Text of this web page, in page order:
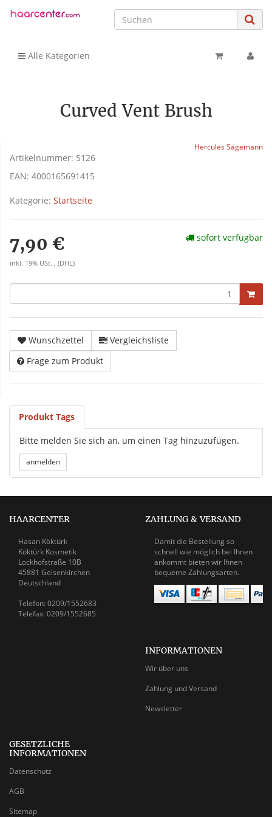
Alle Kategorien
Curved Vent Brush
Hercules Sägemann
Artikelnummer: 5126
EAN: 4000165691415
Kategorie: Startseite
7,90 €
inkl. 19% USt. , (DHL)
sofort verfügbar
Wunschzettel
Vergleichsliste
Frage zum Produkt
Produkt Tags
Bitte melden Sie sich an, um einen Tag hinzuzufügen.
HAARCENTER
Hasan Köktürk
Köktürk Kosmetik
Lockhofstraße 10B
45881 Gelsenkirchen
Deutschland
Telefon: 0209/1552683
Telefax: 0209/1552685
ZAHLUNG & VERSAND
Damit die Bestellung so
schnell wie möglich bei Ihnen
ankommt bieten wir Ihnen
bequeme Zahlungsarten.
INFORMATIONEN
Wir über uns
Zahlung und Versand
Newsletter
GESETZLICHE
INFORMATIONEN
Datenschutz
AGB
Sitemap